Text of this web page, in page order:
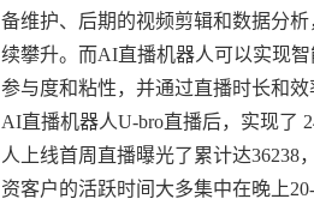
备维护、后期的视频剪辑和数据分
续攀升。而AI直播机器人可以实现
参与度和粘性，并通过直播时长和
AI直播机器人U-bro直播后，实现了
人上线首周直播曝光了累计达
资客户的活跃时间大多集中在晚上